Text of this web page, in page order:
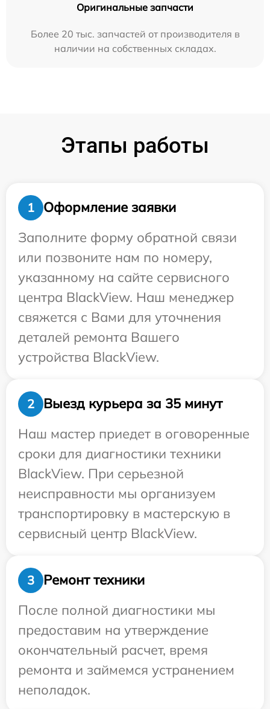
Оригинальные запчасти
Более 20 тыс. запчастей от производителя в
наличии на собственных складах.
Этапы работы
1
Оформление заявки
Заполните форму обратной связи
или позвоните нам по номеру,
указанному на сайте сервисного
центра BlackView. Наш менеджер
свяжется с Вами для уточнения
деталей ремонта Вашего
устройства BlackView.
2
Выезд курьера за 35 минут
Наш мастер приедет в оговоренные
сроки для диагностики техники
BlackView. При серьезной
неисправности мы организуем
транспортировку в мастерскую в
сервисный центр BlackView.
3
Ремонт техники
После полной диагностики мы
предоставим на утверждение
окончательный расчет, время
ремонта и займемся устранением
неполадок.